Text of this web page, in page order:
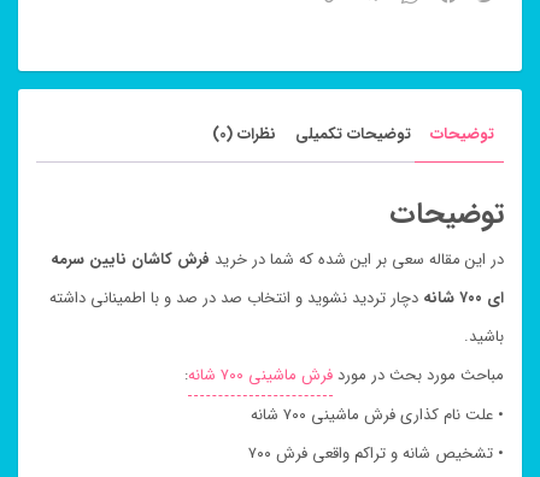
توضیحات توضیحات تکمیلی نظرات (0)
توضیحات
در این مقاله سعی بر این شده که شما در خرید فرش کاشان نایین سرمه
ای ۷۰۰ شانه
دچار تردید نشوید و انتخاب صد در صد و با اطمینانی داشته
باشید.
مباحث مورد بحث در موردفرش ماشینی ۷۰۰ شانه
:
• علت نام کذاری فرش ماشینی ۷۰۰ شانه
• تشخیص شانه و تراکم واقعی فرش ۷۰۰